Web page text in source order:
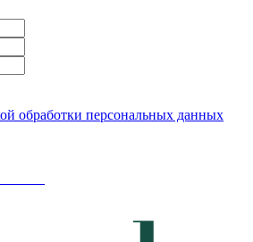
обработки персональных данных